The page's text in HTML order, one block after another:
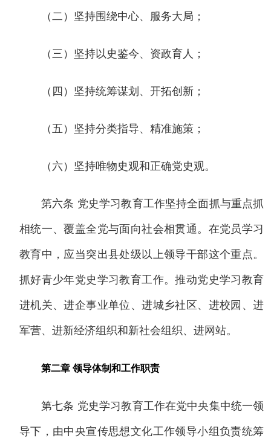
（二）坚持围绕中心、服务大局；
（三）坚持以史鉴今、资政育人；
（四）坚持统筹谋划、开拓创新；
（五）坚持分类指导、精准施策；
（六）坚持唯物史观和正确党史观。
第六条 党史学习教育工作坚持全面抓与重点抓
相统一、覆盖全党与面向社会相贯通。在党员学习
教育中，应当突出县处级以上领导干部这个重点。
抓好青少年党史学习教育工作。推动党史学习教育
进机关、进企事业单位、进城乡社区、进校园、进
军营、进新经济组织和新社会组织、进网站。
第二章 领导体制和工作职责
第七条 党史学习教育工作在党中央集中统一领
导下，由中央宣传思想文化工作领导小组负责统筹